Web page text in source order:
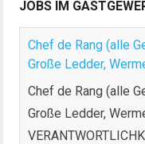
JOBS IM
Chef de Rang (alle
Große Ledder,
Chef de Rang (alle
Große Ledder,